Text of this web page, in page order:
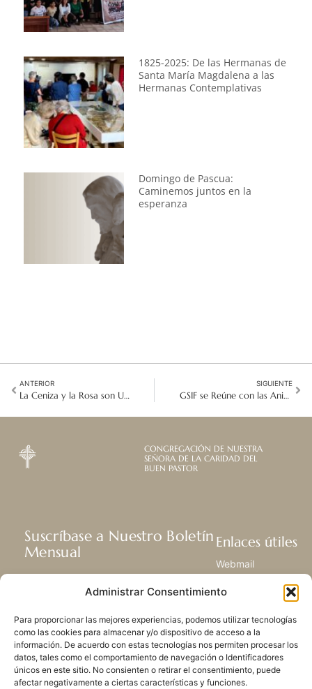
Administrar Consentimiento
Para proporcionar las mejores experiencias, podemos utilizar tecnologías
como las cookies para almacenar y/o dispositivo de acceso a la
información. De acuerdo con estas tecnologías nos permiten procesar los
datos, tales como el comportamiento de navegación o Identificadores
únicos en este sitio. No consienten o retirar el consentimiento, puede
afectar negativamente a ciertas características y funciones.
1825-2025: De las Hermanas de
Santa María Magdalena a las
Hermanas Contemplativas
Domingo de Pascua:
Caminemos juntos en la
esperanza
ANTERIOR
La Ceniza y la Rosa son Una
SIGUIENTE
GSIF se Reúne con las Animadoras de Unidades a Nivel Global
CONGREGACIÓN DE NUESTRA
SEÑORA DE LA CARIDAD DEL
BUEN PASTOR
Suscríbase a Nuestro Boletín
Mensual
nuestra vida, la misión y ministerios de
SUSCRIBIRSE
Enlaces útiles
Webmail
Centro de Recursos
Mapa del sitio